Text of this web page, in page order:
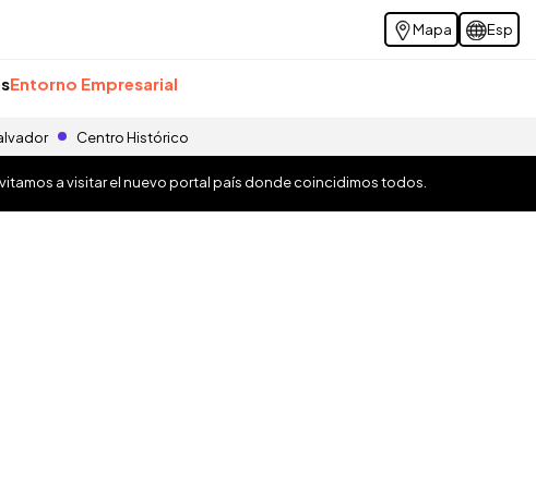
Mapa Esp
Entorno Empresarial
Centro Histórico
a visitar el nuevo portal país donde coincidimos todos.